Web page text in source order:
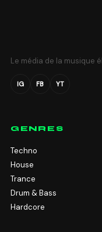
Le média de la musique
IG FB YT
GENRES
Techno
House
Trance
Drum & Bass
Hardcore